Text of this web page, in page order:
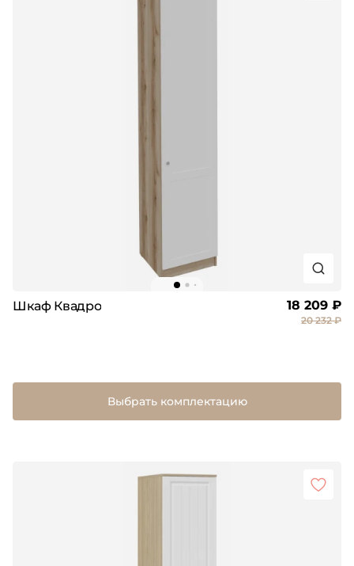
Шкаф Квадро 18 209 ₽
20 232 ₽
Выбрать комплектацию